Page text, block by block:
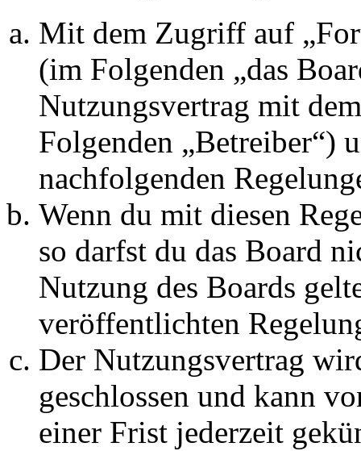
Mit dem Zugriff auf
(im Folgenden „das
Nutzungsvertrag mit
Folgenden „Betreiber“)
nachfolgenden
Wenn du mit diesen
so darfst du das Board
Nutzung des Boards
veröffentlichten
Der Nutzungsvertrag
geschlossen und kann
einer Frist jederzeit